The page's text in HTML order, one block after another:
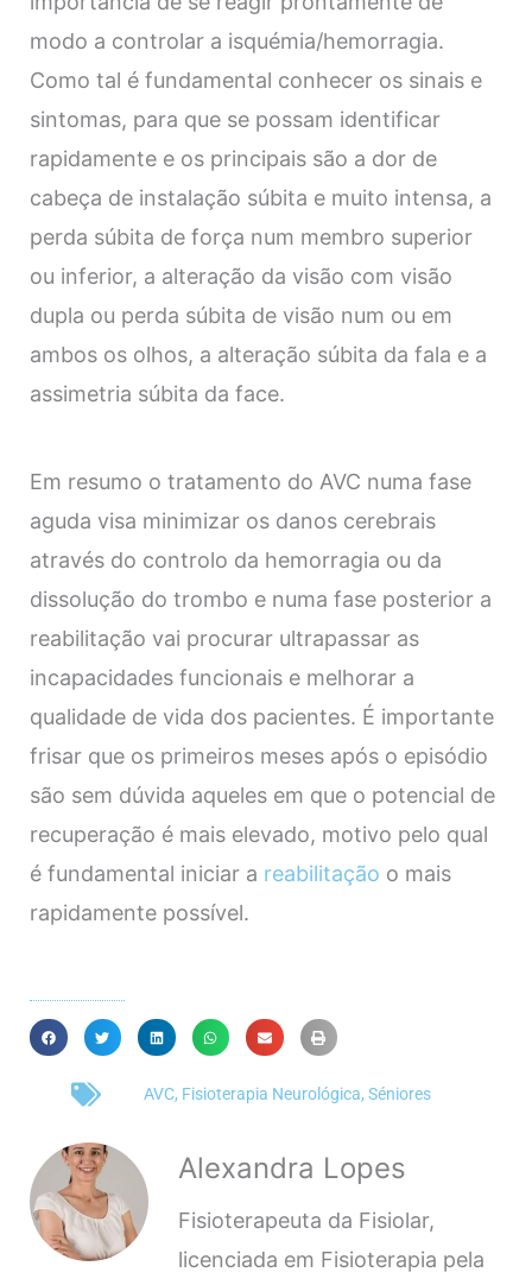
modo a controlar a isquémia/hemorragia.
Como tal é fundamental conhecer os sinais e
sintomas, para que se possam identificar
rapidamente e os principais são a dor de
cabeça de instalação súbita e muito intensa, a
perda súbita de força num membro superior
ou inferior, a alteração da visão com visão
dupla ou perda súbita de visão num ou em
ambos os olhos, a alteração súbita da fala e a
assimetria súbita da face.
Em resumo o tratamento do AVC numa fase
aguda visa minimizar os danos cerebrais
através do controlo da hemorragia ou da
dissolução do trombo e numa fase posterior a
reabilitação vai procurar ultrapassar as
incapacidades funcionais e melhorar a
qualidade de vida dos pacientes. É importante
frisar que os primeiros meses após o episódio
são sem dúvida aqueles em que o potencial de
recuperação é mais elevado, motivo pelo qual
é fundamental iniciar a reabilitação o mais
rapidamente possível.
AVC, Fisioterapia Neurológica, Séniores
Alexandra Lopes
Fisioterapeuta da Fisiolar,
licenciada em Fisioterapia pela